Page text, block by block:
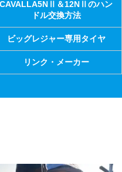
CAVALLA5NⅡ＆12NⅡのハン
ドル交換方法
ビッグレジャー専用タイヤ
リンク・メーカー